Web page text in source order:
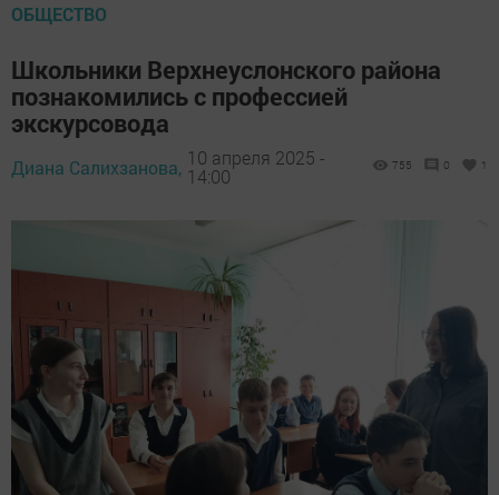
ОБЩЕСТВО
Школьники Верхнеуслонского района
познакомились с профессией
экскурсовода
Диана Салихзанова, 10 апреля 2025 -
14:00
755 0 1